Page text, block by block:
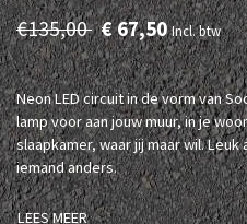
€135,00 € 67,50Incl. btw
Neon LED circuit in de vorm van
lamp voor aan jouw muur, in je
slaapkamer, waar jij maar wil.
iemand anders.
LEES MEER